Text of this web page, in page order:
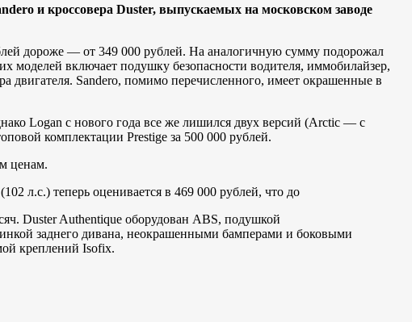
и кроссовера Duster, выпускаемых на московском заводе
дороже — от 349 000 рублей. На аналогичную сумму подорожал
моделей включает подушку безопасности водителя, иммобилайзер,
двигателя. Sandero, помимо перечисленного, имеет окрашенные в
Logan с нового года все же лишился двух версий (Arctic — с
комплектации Prestige за 500 000 рублей.
ценам.
л.с.) теперь оценивается в 469 000 рублей, что до
Duster Authentique оборудован ABS, подушкой
заднего дивана, неокрашенными бамперами и боковыми
креплений Isofix.